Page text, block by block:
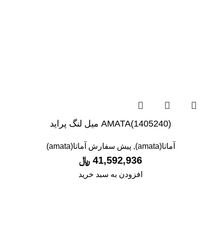
(1405240)AMATA میل لنگ پراید
آماتا(amata) , پیش سفارش آماتا(amata)
41,592,936 ﷼
افزودن به سبد خرید